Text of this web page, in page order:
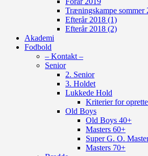
Træningskampe sommer
Efterår 2018 (1)
Efterår 2018 (2)
Akademi
Fodbold
– Kontakt –
Senior
2. Senior
3. Holdet
Lukkede Hold
Kriterier for
Old Boys
Old Boys 40+
Masters 60+
Super G. O.
Masters 70+